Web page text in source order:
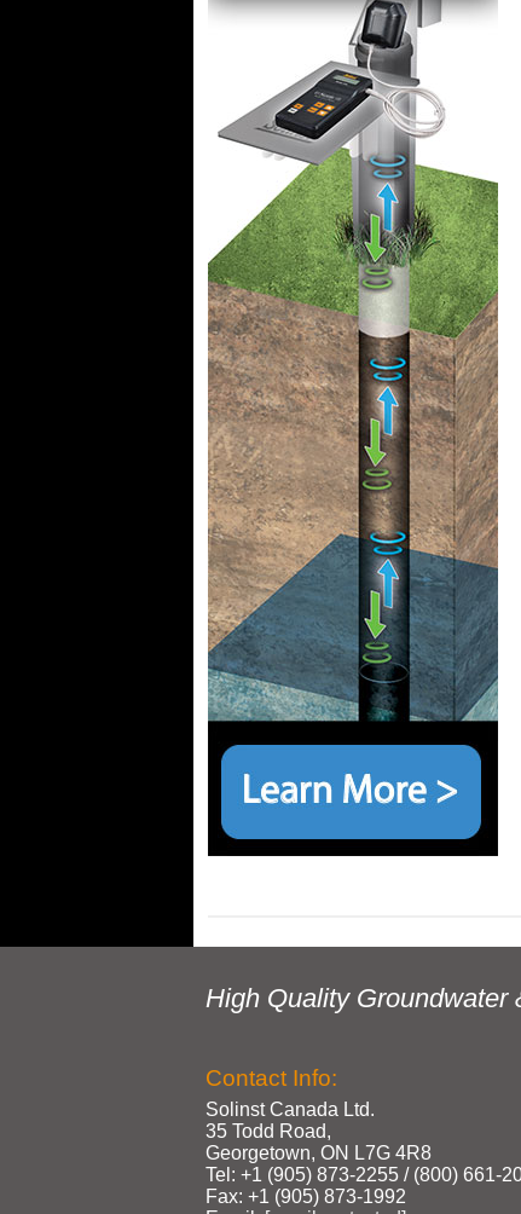
High Quality Groundwater
Contact Info:
Solinst Canada Ltd.
35 Todd Road,
Georgetown, ON L7G 4R8
Tel: +1 (905) 873‑2255 / (800)
Fax: +1 (905) 873‑1992